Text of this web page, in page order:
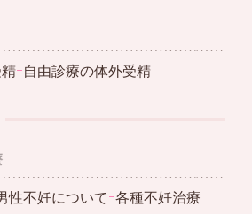
ｰ自由診療の体外受精
性不妊についてｰ各種不妊治療